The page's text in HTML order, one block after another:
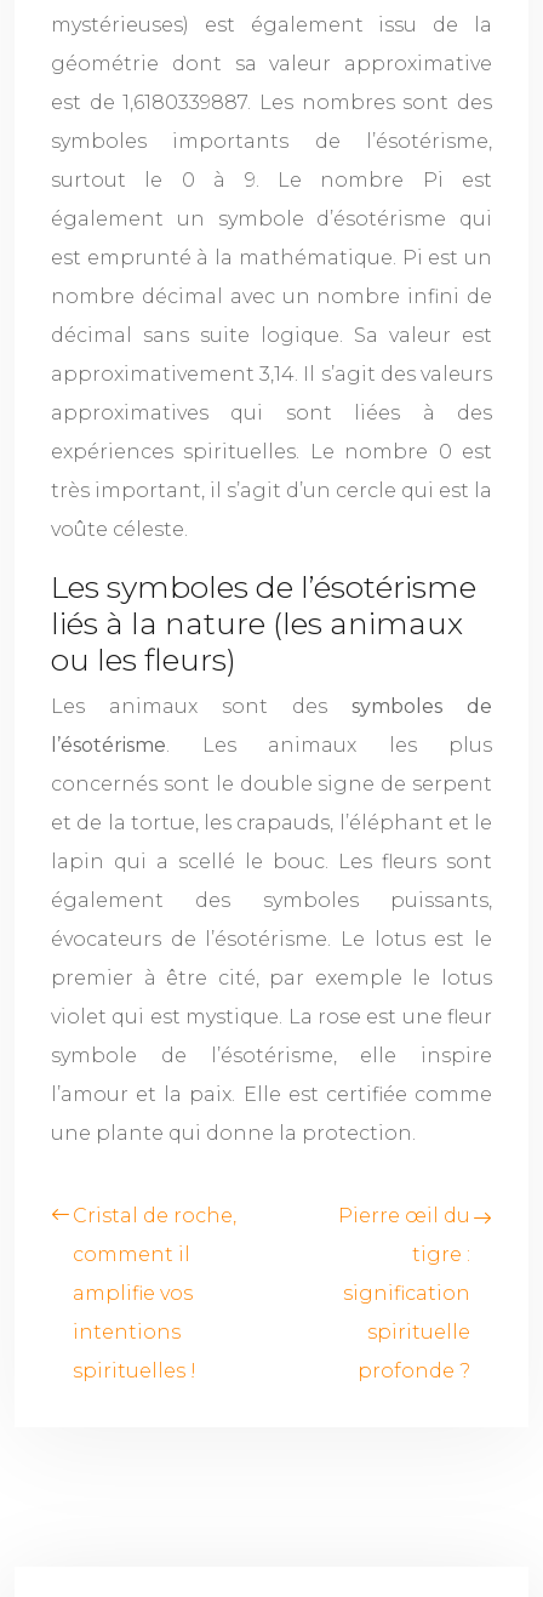
mystérieuses) est également issu de la
géométrie dont sa valeur approximative
est de 1,6180339887. Les nombres sont des
symboles importants de l’ésotérisme,
surtout le 0 à 9. Le nombre Pi est
également un symbole d’ésotérisme qui
est emprunté à la mathématique. Pi est un
nombre décimal avec un nombre infini de
décimal sans suite logique. Sa valeur est
approximativement 3,14. Il s’agit des valeurs
approximatives qui sont liées à des
expériences spirituelles. Le nombre 0 est
très important, il s’agit d’un cercle qui est la
voûte céleste.
Les symboles de l’ésotérisme
liés à la nature (les animaux
ou les fleurs)
Les animaux sont des symboles de
l’ésotérisme. Les animaux les plus
concernés sont le double signe de serpent
et de la tortue, les crapauds, l’éléphant et le
lapin qui a scellé le bouc. Les fleurs sont
également des symboles puissants,
évocateurs de l’ésotérisme. Le lotus est le
premier à être cité, par exemple le lotus
violet qui est mystique. La rose est une fleur
symbole de l’ésotérisme, elle inspire
l’amour et la paix. Elle est certifiée comme
une plante qui donne la protection.
Cristal de roche,
comment il
amplifie vos
intentions
spirituelles !
Pierre œil du
tigre :
signification
spirituelle
profonde ?